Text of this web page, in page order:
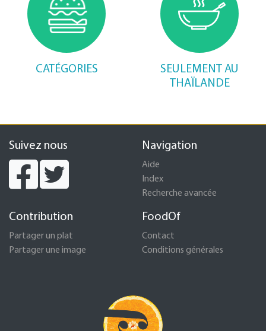
CATÉGORIES
SEULEMENT AU
THAÏLANDE
Suivez nous Navigation
Aide
Index
Recherche avancée
Contribution
Partager un plat
Partager une image
FoodOf
Contact
Conditions générales